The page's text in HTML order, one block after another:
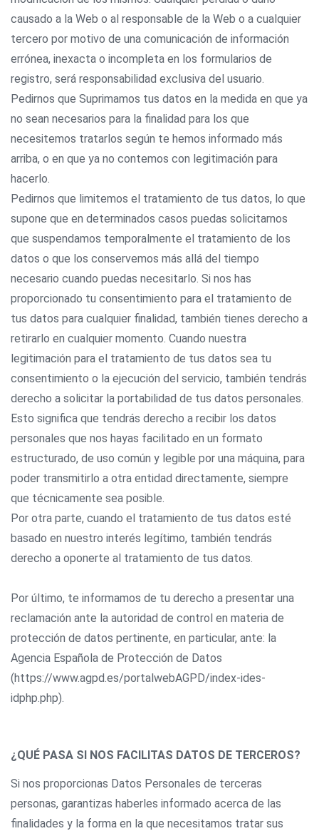
causado a la Web o al responsable de la Web o a cualquier
tercero por motivo de una comunicación de información
errónea, inexacta o incompleta en los formularios de
registro, será responsabilidad exclusiva del usuario.
Pedirnos que Suprimamos tus datos en la medida en que ya
no sean necesarios para la finalidad para los que
necesitemos tratarlos según te hemos informado más
arriba, o en que ya no contemos con legitimación para
hacerlo.
Pedirnos que limitemos el tratamiento de tus datos, lo que
supone que en determinados casos puedas solicitarnos
que suspendamos temporalmente el tratamiento de los
datos o que los conservemos más allá del tiempo
necesario cuando puedas necesitarlo. Si nos has
proporcionado tu consentimiento para el tratamiento de
tus datos para cualquier finalidad, también tienes derecho a
retirarlo en cualquier momento. Cuando nuestra
legitimación para el tratamiento de tus datos sea tu
consentimiento o la ejecución del servicio, también tendrás
derecho a solicitar la portabilidad de tus datos personales.
Esto significa que tendrás derecho a recibir los datos
personales que nos hayas facilitado en un formato
estructurado, de uso común y legible por una máquina, para
poder transmitirlo a otra entidad directamente, siempre
que técnicamente sea posible.
Por otra parte, cuando el tratamiento de tus datos esté
basado en nuestro interés legítimo, también tendrás
derecho a oponerte al tratamiento de tus datos.
Por último, te informamos de tu derecho a presentar una
reclamación ante la autoridad de control en materia de
protección de datos pertinente, en particular, ante: la
Agencia Española de Protección de Datos
(https://www.agpd.es/portalwebAGPD/index-ides-
idphp.php).
¿QUÉ PASA SI NOS FACILITAS DATOS DE TERCEROS?
Si nos proporcionas Datos Personales de terceras
personas, garantizas haberles informado acerca de las
finalidades y la forma en la que necesitamos tratar sus